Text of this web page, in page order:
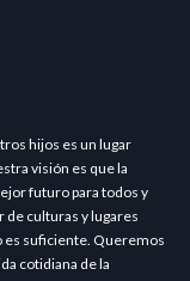
hijos es un lugar
visión es que la
futuro para todos y
de culturas y lugares
es suficiente. Queremos
cotidiana de la